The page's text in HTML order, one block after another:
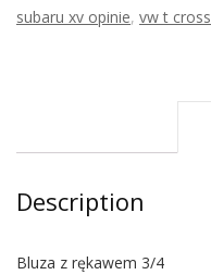
subaru xv opinie, vw t cross
Description
Bluza z rękawem 3/4